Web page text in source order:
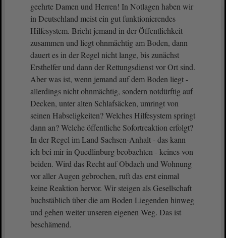
geehrte Damen und Herren! In Notlagen haben wir
in Deutschland meist ein gut funktionierendes
Hilfesystem. Bricht jemand in der Öffentlichkeit
zusammen und liegt ohnmächtig am Boden, dann
dauert es in der Regel nicht lange, bis zunächst
Ersthelfer und dann der Rettungsdienst vor Ort sind.
Aber was ist, wenn jemand auf dem Boden liegt -
allerdings nicht ohnmächtig, sondern notdürftig auf
Decken, unter alten Schlafsäcken, umringt von
seinen Habseligkeiten? Welches Hilfesystem springt
dann an? Welche öffentliche Sofortreaktion erfolgt?
In der Regel im Land Sachsen-Anhalt - das kann
ich bei mir in Quedlinburg beobachten - keines von
beiden. Wird das Recht auf Obdach und Wohnung
vor aller Augen gebrochen, ruft das erst einmal
keine Reaktion hervor. Wir steigen als Gesellschaft
buchstäblich über die am Boden Liegenden hinweg
und gehen weiter unseren eigenen Weg. Das ist
beschämend.